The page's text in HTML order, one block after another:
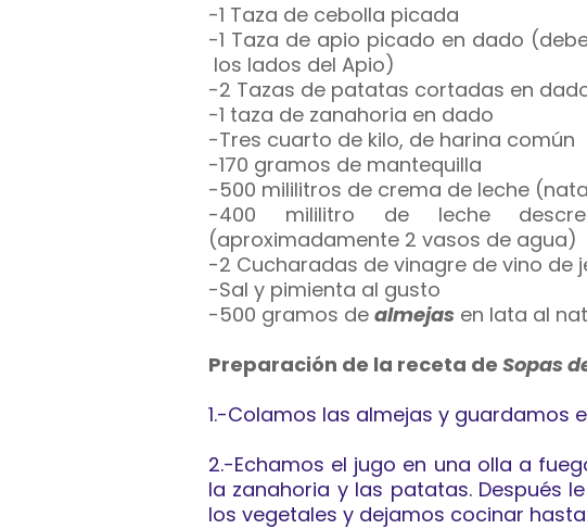
-1 Taza de cebolla picada
-1 Taza de apio picado en dado
los lados del Apio)
-2 Tazas de patatas cortadas en
-1 taza de zanahoria en dado
-Tres cuarto de kilo, de harina común
-170 gramos de mantequilla
-500 mililitros de crema de leche
-400 mililitro de leche
(aproximadamente 2 vasos de agua)
-2 Cucharadas de vinagre de vino de
-Sal y pimienta al gusto
-500 gramos de almejas en lata al
Preparación de la receta de Sopas
1.-Colamos las almejas y guardamos
2.-Echamos el jugo en una olla a
la zanahoria y las patatas. Después
los vegetales y dejamos cocinar